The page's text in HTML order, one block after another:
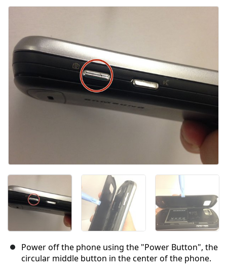
Power off the phone using the "Power Button", the
circular middle button in the center of the phone.